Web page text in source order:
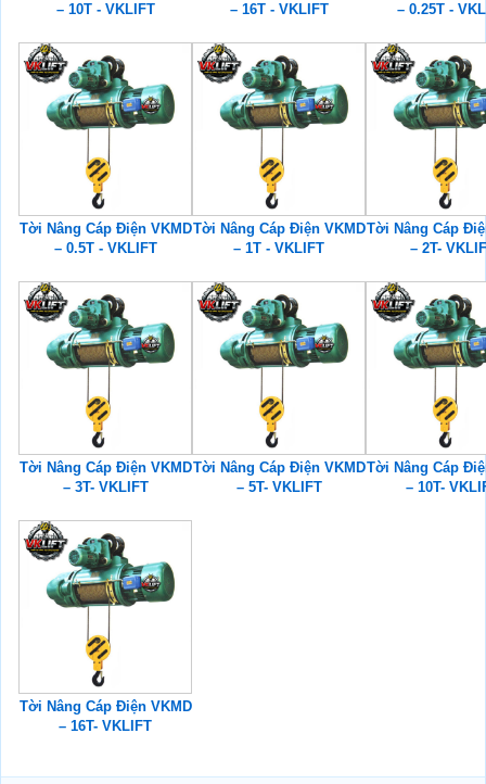
– 10T - VKLIFT
– 16T - VKLIFT
– 0.25T -
Tời Nâng Cáp Điện VKMD
– 0.5T - VKLIFT
Tời Nâng Cáp Điện VKMD
– 1T - VKLIFT
Tời Nâng Cáp
– 2T-
Tời Nâng Cáp Điện VKMD
– 3T- VKLIFT
Tời Nâng Cáp Điện VKMD
– 5T- VKLIFT
Tời Nâng Cáp
– 10T-
Tời Nâng Cáp Điện VKMD
– 16T- VKLIFT